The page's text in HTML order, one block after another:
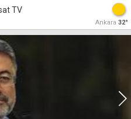
Ankara 32°